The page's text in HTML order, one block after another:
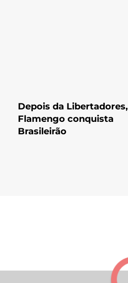
Depois da Libertadores,
Flamengo conquista
Brasileirão